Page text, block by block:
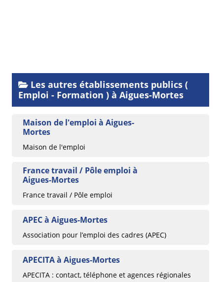
Les autres établissements publics (
Emploi - Formation ) à Aigues-Mortes
Maison de l'emploi à Aigues-
Mortes
Maison de l'emploi
France travail / Pôle emploi à
Aigues-Mortes
France travail / Pôle emploi
APEC à Aigues-Mortes
Association pour l’emploi des cadres (APEC)
APECITA à Aigues-Mortes
APECITA : contact, téléphone et agences régionales